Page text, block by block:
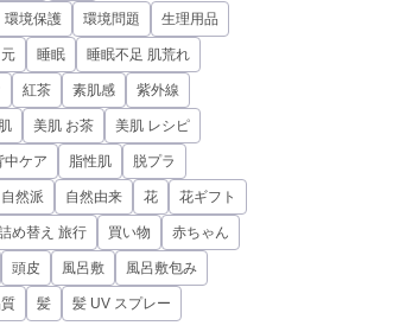
環境保護 環境問題 生理用品
睡眠 睡眠不足 肌荒れ
紅茶 素肌感 紫外線
美肌 お茶 美肌 レシピ
中ケア 脂性肌 脱プラ
自然派 自然由来 花 花ギフト
め替え 旅行 買い物 赤ちゃん
頭皮 風呂敷 風呂敷包み
髪 髪 UV スプレー